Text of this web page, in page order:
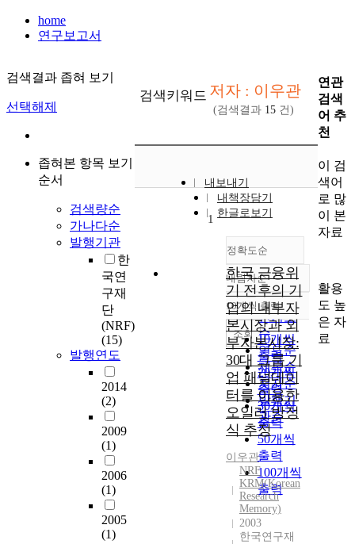
home
연구보고서
검색결과 좁혀 보기
선택해제
좁혀본 항목 보기
순서
검색량순
가나다순
발행기관
한
국연
구재
단
(NRF)
(15)
발행연도
2014
(2)
2009
(1)
2006
(1)
2005
(1)
검색키워드 저자 : 이우관
(검색결과 15 건)
내보내기
내책장담기
한글로보기
정확도순
정확도
순
인기도
순
연도순
제목순
저자순
발행기
관순
내림차순
내림차순
10개씩 출력
10개씩
출력
20개씩
출력
30개씩
출력
50개씩
출력
100개씩
출력
조회
1
한국 금융위
기 전후의 기
업의 내부자
본시장과 외
부자본시장:
30대 그룹 기
업 패널데이
터를 이용한
오일러 방정
식 추정
이우관
NRF
KRM(Korean
Research
Memory)
2003
한국연구재
연관
검색
어 추
천
이 검
색어
로 많
이 본
자료
활용
도 높
은 자
료